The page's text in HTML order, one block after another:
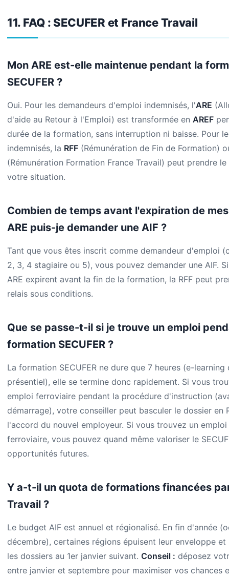
11. FAQ : SECUFER et France Travail
Mon ARE est-elle maintenue pendant la
SECUFER ?
Oui. Pour les demandeurs d'emploi indemnisés, l'ARE
d'aide au Retour à l'Emploi) est transformée en AREF
durée de la formation, sans interruption ni baisse. Pour
indemnisés, la RFF (Rémunération de Fin de Formation)
(Rémunération Formation France Travail) peut prendre
votre situation.
Combien de temps avant l'expiration de
ARE puis-je demander une AIF ?
Tant que vous êtes inscrit comme demandeur d'emploi
2, 3, 4 stagiaire ou 5), vous pouvez demander une AIF.
ARE expirent avant la fin de la formation, la RFF peut
relais sous conditions.
Que se passe-t-il si je trouve un emploi
formation SECUFER ?
La formation SECUFER ne dure que 7 heures (e-learning
présentiel), elle se termine donc rapidement. Si vous
emploi ferroviaire pendant la procédure d'instruction
démarrage), votre conseiller peut basculer le dossier en
l'accord du nouvel employeur. Si vous trouvez un emploi
ferroviaire, vous pouvez quand même valoriser le
opportunités futures.
Y a-t-il un quota de formations financées
Travail ?
Le budget AIF est annuel et régionalisé. En fin d'année
décembre), certaines régions épuisent leur enveloppe
les dossiers au 1er janvier suivant. Conseil : déposez
entre janvier et septembre pour maximiser vos chances